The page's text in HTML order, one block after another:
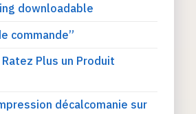
downloadable
commande”
Plus un Produit
décalcomanie sur